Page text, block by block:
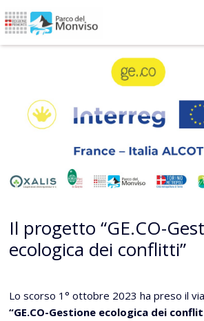
Il progetto “GE.CO-
ecologica dei conflitti”
Lo scorso 1° ottobre 2023 ha preso il
“GE.CO-Gestione ecologica dei